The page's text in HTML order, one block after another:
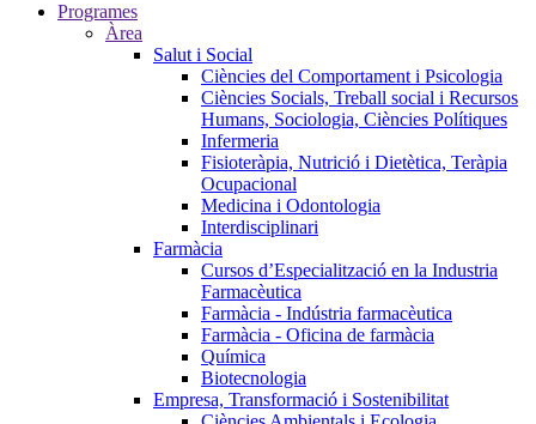
Programes
Àrea
Salut i Social
Ciències del Comportament i Psicologia
Ciències Socials, Treball social i Recursos
Humans, Sociologia, Ciències Polítiques
Infermeria
Fisioteràpia, Nutrició i Dietètica, Teràpia
Ocupacional
Medicina i Odontologia
Interdisciplinari
Farmàcia
Cursos d’Especialització en la Industria
Farmacèutica
Farmàcia - Indústria farmacèutica
Farmàcia - Oficina de farmàcia
Química
Biotecnologia
Empresa, Transformació i Sostenibilitat